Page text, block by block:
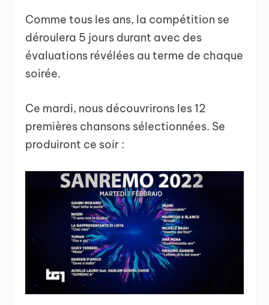
Comme tous les ans, la compétition se
déroulera 5 jours durant avec des
évaluations révélées au terme de chaque
soirée.
Ce mardi, nous découvrirons les 12
premières chansons sélectionnées. Se
produiront ce soir :